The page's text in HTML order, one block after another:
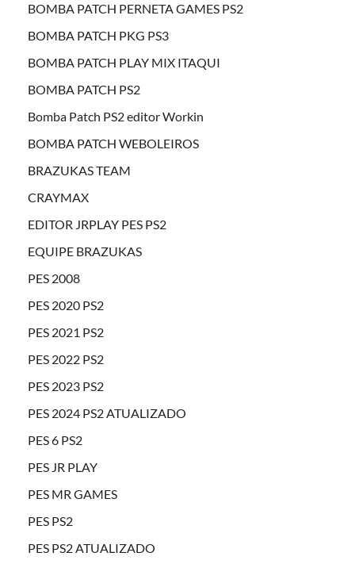
BOMBA PATCH PERNETA GAMES PS2
BOMBA PATCH PKG PS3
BOMBA PATCH PLAY MIX ITAQUI
BOMBA PATCH PS2
Bomba Patch PS2 editor Workin
BOMBA PATCH WEBOLEIROS
BRAZUKAS TEAM
CRAYMAX
EDITOR JRPLAY PES PS2
EQUIPE BRAZUKAS
PES 2008
PES 2020 PS2
PES 2021 PS2
PES 2022 PS2
PES 2023 PS2
PES 2024 PS2 ATUALIZADO
PES 6 PS2
PES JR PLAY
PES MR GAMES
PES PS2
PES PS2 ATUALIZADO